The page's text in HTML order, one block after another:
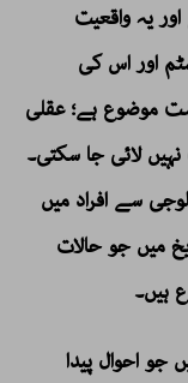
یہ واقعیت
اور اس کی
موضوع ہے؛ عقلی
لائی جا سکتی۔
سے افراد میں
میں جو حالات
ہیں۔
جو احوال پیدا